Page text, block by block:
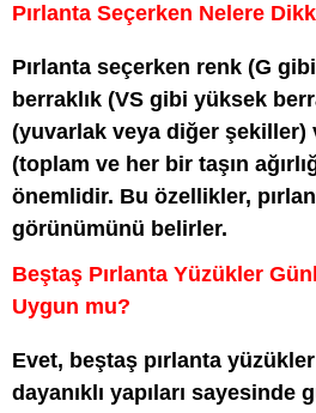
Pırlanta Seçerken Nelere
Pırlanta seçerken renk (G
berraklık (VS gibi yüksek
(yuvarlak veya diğer şekiller)
(toplam ve her bir taşın
önemlidir. Bu özellikler,
görünümünü belirler.
Beştaş Pırlanta Yüzükler
Uygun mu?
Evet, beştaş pırlanta
dayanıklı yapıları sayesinde